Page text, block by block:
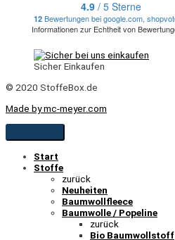
Sicher Einkaufen
© 2020 StoffeBox.de
Made by mc-meyer.com
Start
Stoffe
zurück
Neuheiten
Baumwollfleece
Baumwolle / Popeline
zurück
Bio Baumwollstoff